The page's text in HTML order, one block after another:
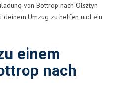
von Bottrop nach Olsztyn
deinem Umzug zu helfen und ein
einem
nach